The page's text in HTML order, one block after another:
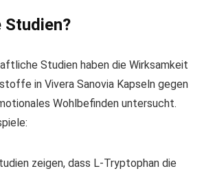
Studien?
Studien haben die Wirksamkeit
in Vivera Sanovia Kapseln gegen
Wohlbefinden untersucht.
zeigen, dass L-Tryptophan die